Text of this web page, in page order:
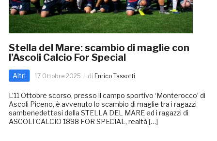
Stella del Mare: scambio di maglie con
l’Ascoli Calcio For Special
Altri 17 Ottobre 2025 di Enrico Tassotti
L’11 Ottobre scorso, presso il campo sportivo ‘Monterocco’ di
Ascoli Piceno, è avvenuto lo scambio di maglie tra i ragazzi
sambenedettesi della STELLA DEL MARE ed i ragazzi di
ASCOLI CALCIO 1898 FOR SPECIAL, realtà […]